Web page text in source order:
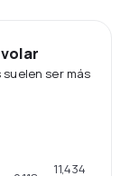
suelen ser más
11,434